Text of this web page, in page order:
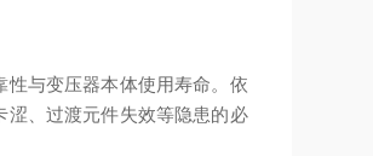
与变压器本体使用寿命。依
涩、过渡元件失效等隐患的必